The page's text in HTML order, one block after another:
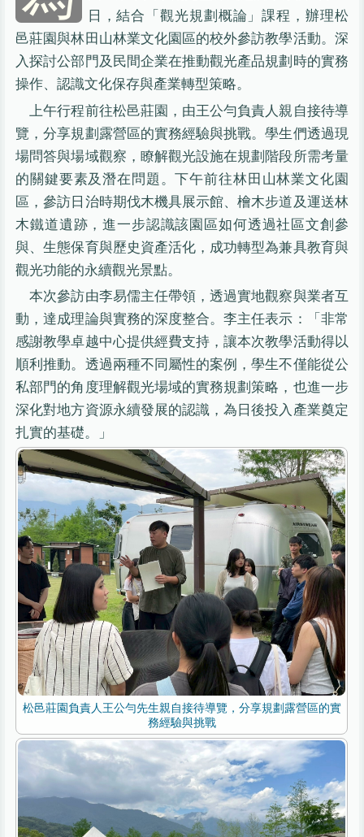
日，結合「觀光規劃概論」課程，辦理松
邑莊園與林田山林業文化園區的校外參訪教學活動。深
入探討公部門及民間企業在推動觀光產品規劃時的實務
操作、認識文化保存與產業轉型策略。
上午行程前往松邑莊園，由王公勻負責人親自接待導
覽，分享規劃露營區的實務經驗與挑戰。學生們透過現
場問答與場域觀察，瞭解觀光設施在規劃階段所需考量
的關鍵要素及潛在問題。下午前往林田山林業文化園
區，參訪日治時期伐木機具展示館、檜木步道及運送林
木鐵道遺跡，進一步認識該園區如何透過社區文創參
與、生態保育與歷史資產活化，成功轉型為兼具教育與
觀光功能的永續觀光景點。
本次參訪由李易儒主任帶領，透過實地觀察與業者互
動，達成理論與實務的深度整合。李主任表示：「非常
感謝教學卓越中心提供經費支持，讓本次教學活動得以
順利推動。透過兩種不同屬性的案例，學生不僅能從公
私部門的角度理解觀光場域的實務規劃策略，也進一步
深化對地方資源永續發展的認識，為日後投入產業奠定
扎實的基礎。」
松邑莊園負責人王公勻先生親自接待導覽，分享規劃露營區的實
務經驗與挑戰